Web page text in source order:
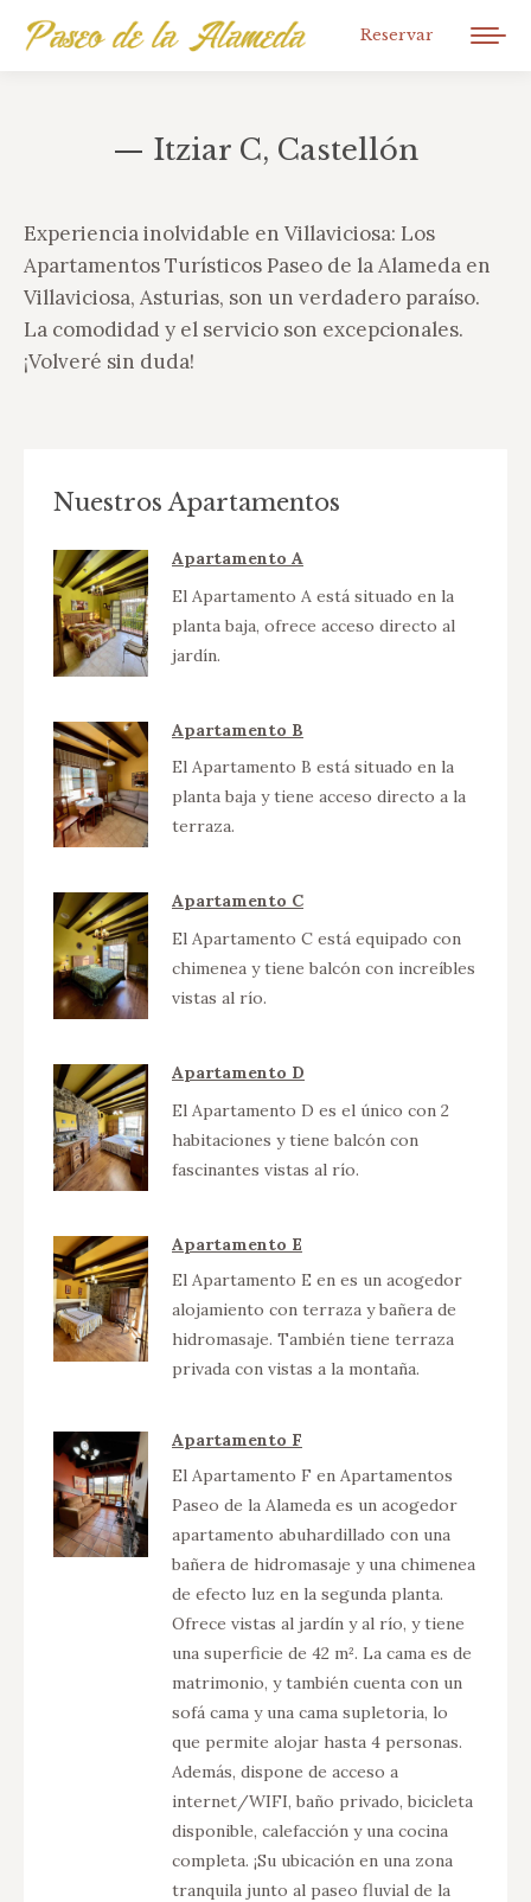
Reservar
— Itziar C, Castellón
Experiencia inolvidable en Villaviciosa: Los
Apartamentos Turísticos Paseo de la Alameda en
Villaviciosa, Asturias, son un verdadero paraíso.
La comodidad y el servicio son excepcionales.
¡Volveré sin duda!
Nuestros Apartamentos
Apartamento A
El Apartamento A está situado en la
planta baja, ofrece acceso directo al
jardín.
Apartamento B
El Apartamento B está situado en la
planta baja y tiene acceso directo a la
terraza.
Apartamento C
El Apartamento C está equipado con
chimenea y tiene balcón con increíbles
vistas al río.
Apartamento D
El Apartamento D es el único con 2
habitaciones y tiene balcón con
fascinantes vistas al río.
Apartamento E
El Apartamento E en es un acogedor
alojamiento con terraza y bañera de
hidromasaje. También tiene terraza
privada con vistas a la montaña.
Apartamento F
El Apartamento F en Apartamentos
Paseo de la Alameda es un acogedor
apartamento abuhardillado con una
bañera de hidromasaje y una chimenea
de efecto luz en la segunda planta.
Ofrece vistas al jardín y al río, y tiene
una superficie de 42 m². La cama es de
matrimonio, y también cuenta con un
sofá cama y una cama supletoria, lo
que permite alojar hasta 4 personas.
Además, dispone de acceso a
internet/WIFI, baño privado, bicicleta
disponible, calefacción y una cocina
completa. ¡Su ubicación en una zona
tranquila junto al paseo fluvial de la